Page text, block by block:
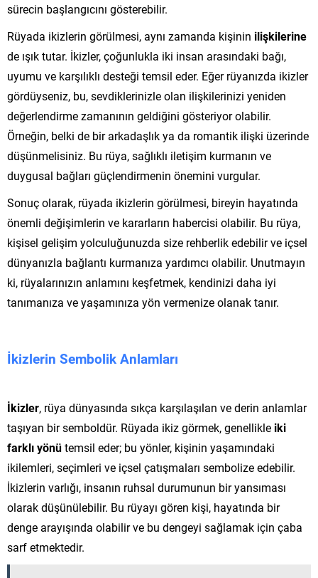
sürecin başlangıcını gösterebilir.
Rüyada ikizlerin görülmesi, aynı zamanda kişinin ilişkilerine
de ışık tutar. İkizler, çoğunlukla iki insan arasındaki bağı,
uyumu ve karşılıklı desteği temsil eder. Eğer rüyanızda ikizler
gördüyseniz, bu, sevdiklerinizle olan ilişkilerinizi yeniden
değerlendirme zamanının geldiğini gösteriyor olabilir.
Örneğin, belki de bir arkadaşlık ya da romantik ilişki üzerinde
düşünmelisiniz. Bu rüya, sağlıklı iletişim kurmanın ve
duygusal bağları güçlendirmenin önemini vurgular.
Sonuç olarak, rüyada ikizlerin görülmesi, bireyin hayatında
önemli değişimlerin ve kararların habercisi olabilir. Bu rüya,
kişisel gelişim yolculuğunuzda size rehberlik edebilir ve içsel
dünyanızla bağlantı kurmanıza yardımcı olabilir. Unutmayın
ki, rüyalarınızın anlamını keşfetmek, kendinizi daha iyi
tanımanıza ve yaşamınıza yön vermenize olanak tanır.
İkizlerin Sembolik Anlamları
İkizler, rüya dünyasında sıkça karşılaşılan ve derin anlamlar
taşıyan bir semboldür. Rüyada ikiz görmek, genellikle iki
farklı yönütemsil eder; bu yönler, kişinin yaşamındaki
ikilemleri, seçimleri ve içsel çatışmaları sembolize edebilir.
İkizlerin varlığı, insanın ruhsal durumunun bir yansıması
olarak düşünülebilir. Bu rüyayı gören kişi, hayatında bir
denge arayışında olabilir ve bu dengeyi sağlamak için çaba
sarf etmektedir.